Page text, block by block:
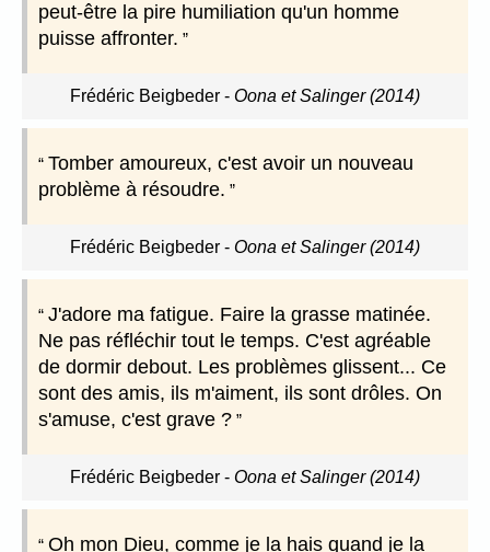
peut-être la pire humiliation qu'un homme
puisse affronter.
Frédéric Beigbeder - Oona et Salinger (2014)
Tomber amoureux, c'est avoir un nouveau
problème à résoudre.
Frédéric Beigbeder - Oona et Salinger (2014)
J'adore ma fatigue. Faire la grasse matinée.
Ne pas réfléchir tout le temps. C'est agréable
de dormir debout. Les problèmes glissent... Ce
sont des amis, ils m'aiment, ils sont drôles. On
s'amuse, c'est grave ?
Frédéric Beigbeder - Oona et Salinger (2014)
Oh mon Dieu, comme je la hais quand je la